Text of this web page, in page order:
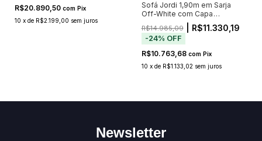
R$20.890,50 com Pix
10 x de R$2.199,00 sem juros
Sofá Jordi 1,90m em Sarja
Off-White com Capa
R$14.985,09| R$11.330,19
-24% OFF
R$10.763,68 com Pix
10 x de R$1.133,02 sem juros
Newsletter